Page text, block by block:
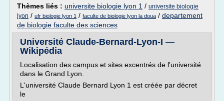
Thèmes liés : universite biologie lyon 1 / universite biologie
lyon / ufr biologie lyon 1 / faculte de biologie lyon la doua / departement
de biologie faculte des sciences
Université Claude-Bernard-Lyon-I —
Wikipédia
Localisation des campus et sites excentrés de l'université
dans le Grand Lyon.
L'université Claude Bernard Lyon 1 est créée par décret
le